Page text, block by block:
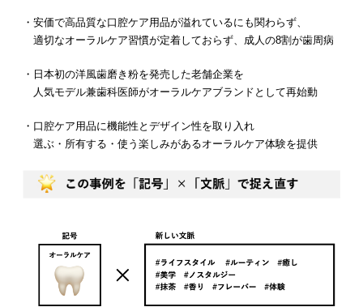
・安価で高品質な口腔ケア用品が溢れているにも関わらず、
適切なオーラルケア習慣が定着しておらず、成人の8割が歯周病
・日本初の洋風歯磨き粉を発売した老舗企業を
人気モデル兼歯科医師がオーラルケアブランドとして再始動
・口腔ケア用品に機能性とデザイン性を取り入れ
選ぶ・所有する・使う楽しみがあるオーラルケア体験を提供